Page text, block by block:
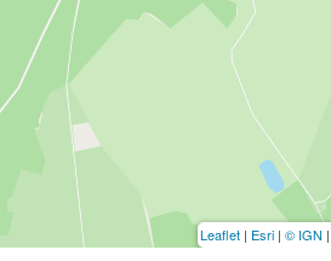
Leaflet | Esri | © IGN |